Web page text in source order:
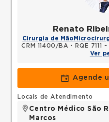
Renato
Cirurgia de Mão
CRM 11400/BA • RQE 7111
Ver
Agende
Locais de Atendimento
Centro Médico São
Marcos